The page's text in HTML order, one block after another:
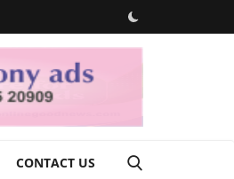
CONTACT US